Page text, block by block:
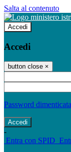
Salta al contenuto
Accedi
Accedi
button close ×
Password
-
Entra con SPID